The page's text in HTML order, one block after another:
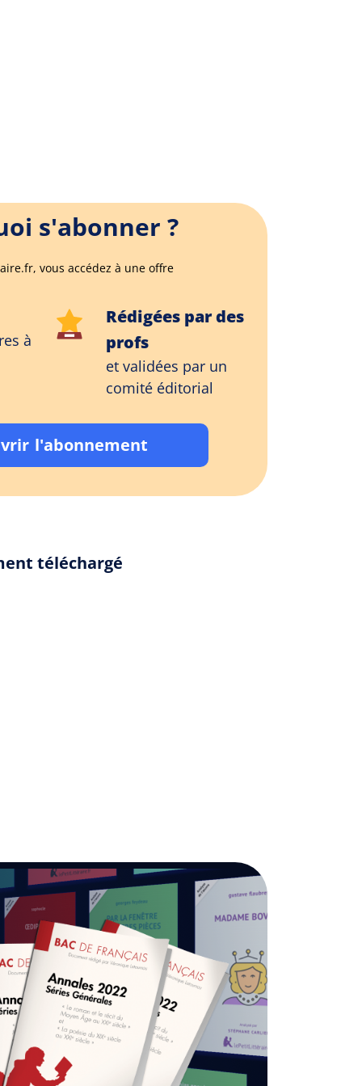
s'abonner ?
vous accédez à une offre
à
Rédigées par des
profs
et validées par un
comité éditorial
l'abonnement
téléchargé